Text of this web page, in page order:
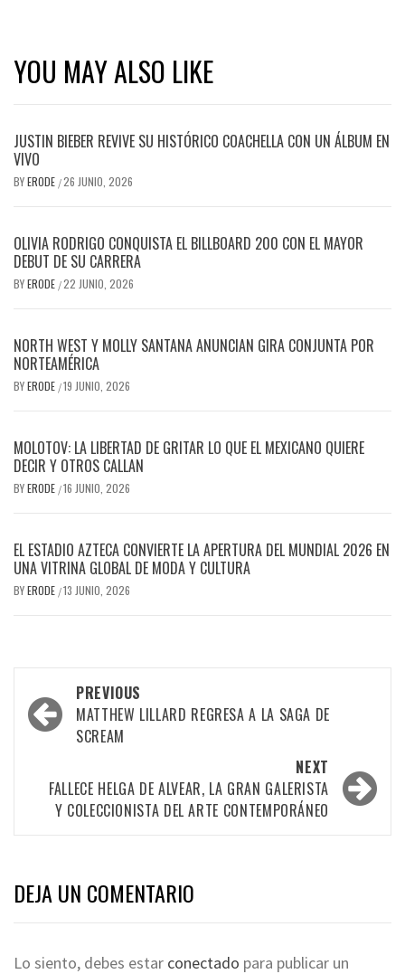
YOU MAY ALSO LIKE
JUSTIN BIEBER REVIVE SU HISTÓRICO COACHELLA CON UN ÁLBUM EN
VIVO
BYERODE /26 JUNIO, 2026
OLIVIA RODRIGO CONQUISTA EL BILLBOARD 200 CON EL MAYOR
DEBUT DE SU CARRERA
BYERODE /22 JUNIO, 2026
NORTH WEST Y MOLLY SANTANA ANUNCIAN GIRA CONJUNTA POR
NORTEAMÉRICA
BYERODE /19 JUNIO, 2026
MOLOTOV: LA LIBERTAD DE GRITAR LO QUE EL MEXICANO QUIERE
DECIR Y OTROS CALLAN
BYERODE /16 JUNIO, 2026
EL ESTADIO AZTECA CONVIERTE LA APERTURA DEL MUNDIAL 2026 EN
UNA VITRINA GLOBAL DE MODA Y CULTURA
BYERODE /13 JUNIO, 2026
PREVIOUS
MATTHEW LILLARD REGRESA A LA SAGA DE
SCREAM
NEXT
FALLECE HELGA DE ALVEAR, LA GRAN GALERISTA
Y COLECCIONISTA DEL ARTE CONTEMPORÁNEO
DEJA UN COMENTARIO
Lo siento, debes estar conectado para publicar un